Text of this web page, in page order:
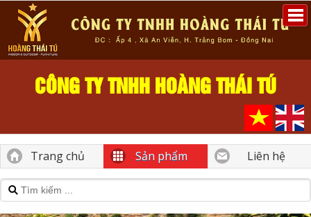
CÔNG TY TNHH HOÀNG THÁI TÚ
Trang chủ Sản phẩm Liên hệ